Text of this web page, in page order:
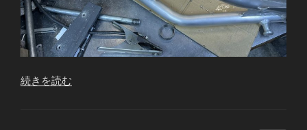
“Z1100GP
続きを読む